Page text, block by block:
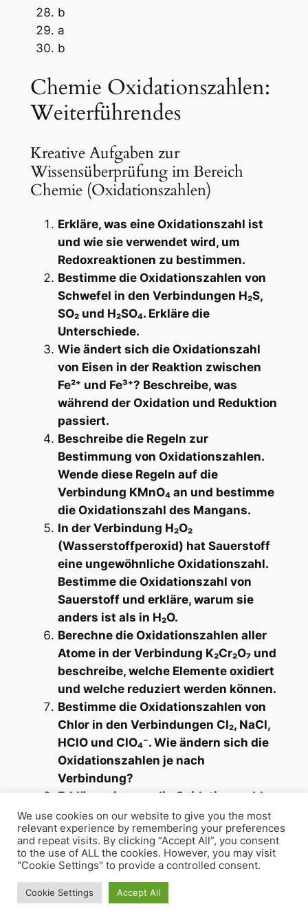
b
a
b
Chemie Oxidationszahlen:
Weiterführendes
Kreative Aufgaben zur
Wissensüberprüfung im Bereich
Chemie (Oxidationszahlen)
Erkläre, was eine Oxidationszahl ist
und wie sie verwendet wird, um
Redoxreaktionen zu bestimmen.
Bestimme die Oxidationszahlen von
Schwefel in den Verbindungen H₂S,
SO₂ und H₂SO₄. Erkläre die
Unterschiede.
Wie ändert sich die Oxidationszahl
von Eisen in der Reaktion zwischen
Fe²⁺ und Fe³⁺? Beschreibe, was
während der Oxidation und Reduktion
passiert.
Beschreibe die Regeln zur
Bestimmung von Oxidationszahlen.
Wende diese Regeln auf die
Verbindung KMnO₄ an und bestimme
die Oxidationszahl des Mangans.
In der Verbindung H₂O₂
(Wasserstoffperoxid) hat Sauerstoff
eine ungewöhnliche Oxidationszahl.
Bestimme die Oxidationszahl von
Sauerstoff und erkläre, warum sie
anders ist als in H₂O.
Berechne die Oxidationszahlen aller
Atome in der Verbindung K₂Cr₂O₇ und
beschreibe, welche Elemente oxidiert
und welche reduziert werden können.
Bestimme die Oxidationszahlen von
Chlor in den Verbindungen Cl₂, NaCl,
HClO und ClO₄⁻. Wie ändern sich die
Oxidationszahlen je nach
Verbindung?
Erkläre, wie man die Oxidationszahlen
verwendet, um zu bestimmen, ob eine
Reaktion eine Redoxreaktion ist. Gib
ein Beispiel für eine Redoxreaktion.
Wende die Methode der
Oxidationszahlen auf die Reaktion
zwischen Zink und Kupfersulfat (Zn +
We use cookies on our website to give you the most
relevant experience by remembering your preferences
and repeat visits. By clicking “Accept All”, you consent
to the use of ALL the cookies. However, you may visit
"Cookie Settings" to provide a controlled consent.
Cookie Settings Accept All